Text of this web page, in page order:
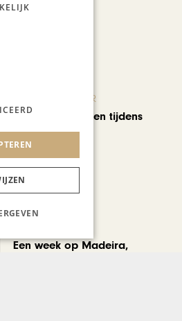
KUNST & CULTUUR
Wereldse beelden tijdens
Cultura Nova
Een week op Madeira,